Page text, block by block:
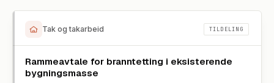
Tak og takarbeid TILDELING
Rammeavtale for branntetting i eksisterende
bygningsmasse